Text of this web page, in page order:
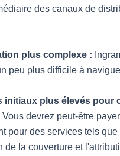
des canaux de
plus complexe :
peu plus difficile à
initiaux plus élevés pour
Vous devrez peut-être
pour des services tels que
de la couverture et